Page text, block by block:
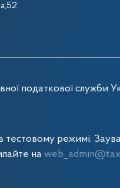
податкової служби
тестовому режимі.
на